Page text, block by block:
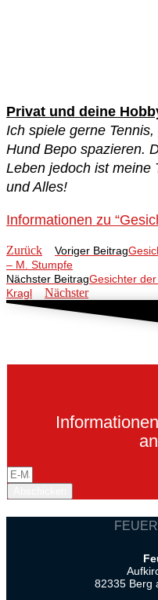
Privat und deine
Ich spiele gerne
Hund Bepo spazieren.
Leben jedoch ist meine
und Alles!
Informationen zu
Zurück Voriger Beitrag
– M. Stumpfe
Nächster BeitragGesichter
Kragl
Nächster
82335 Berg